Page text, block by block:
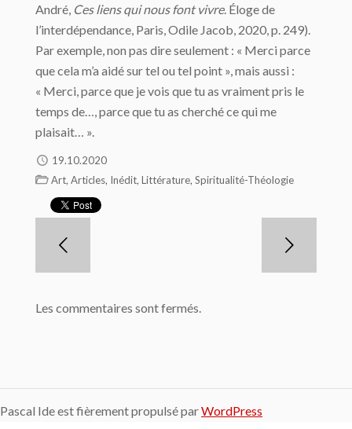
André, Ces liens qui nous font vivre. Éloge de
l’interdépendance, Paris, Odile Jacob, 2020, p. 249).
Par exemple, non pas dire seulement : « Merci parce
que cela m’a aidé sur tel ou tel point », mais aussi :
« Merci, parce que je vois que tu as vraiment pris le
temps de…, parce que tu as cherché ce qui me
plaisait… ».
19.10.2020
Art, Articles, Inédit, Littérature, Spiritualité-Théologie
Les commentaires sont fermés.
Pascal Ide est fièrement propulsé parWordPress